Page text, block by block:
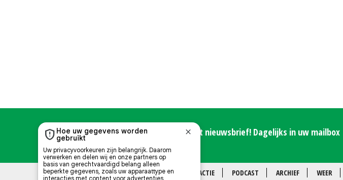
Meld u hier aan voor de Nieuwe Oogst nieuwsbrief! Dagelijks in uw mailbox
OVER ONS CONTACT REDACTIE PODCAST ARCHIEF WEER